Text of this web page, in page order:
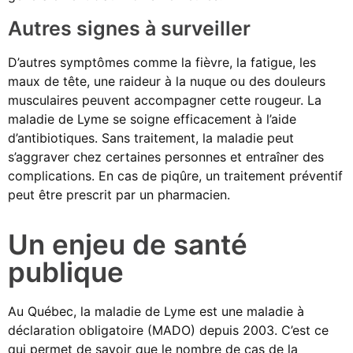
Autres signes à surveiller
D’autres symptômes comme la fièvre, la fatigue, les
maux de tête, une raideur à la nuque ou des douleurs
musculaires peuvent accompagner cette rougeur. La
maladie de Lyme se soigne efficacement à l’aide
d’antibiotiques. Sans traitement, la maladie peut
s’aggraver chez certaines personnes et entraîner des
complications. En cas de piqûre, un traitement préventif
peut être prescrit par un pharmacien.
Un enjeu de santé
publique
Au Québec, la maladie de Lyme est une maladie à
déclaration obligatoire (MADO) depuis 2003. C’est ce
qui permet de savoir que le nombre de cas de la